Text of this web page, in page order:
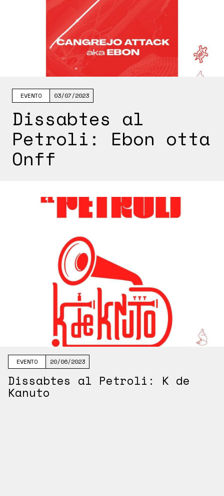
EVENTO 03/07/2023
Dissabtes al
Petroli: Ebon otta
Onff
EVENTO 20/06/2023
Dissabtes al Petroli: K de
Kanuto